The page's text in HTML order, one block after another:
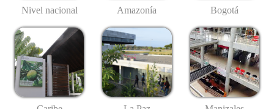
Nivel nacional Amazonía Bogotá